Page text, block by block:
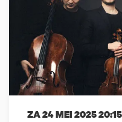
ZA 24 MEI 202520:15